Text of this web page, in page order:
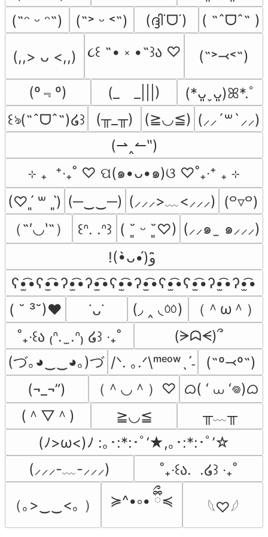
(˶ᵔ ᵕ ᵔ˶)
(˶˃ ᵕ ˂˶) (ദ്ദി˙ᗜ˙) ( ˶ˆᗜˆ˵ )
(,,> ᴗ <,,) ૮꒰ ˶• ༝ •˶꒱ა ♡ (˶˃⤙˂˶)
(º﹃º) (_　_|||)
(*ᴗ͈ˬᴗ͈)ꕤ*.ﾟ
꒰ঌ(˶ˆᗜˆ˵)໒꒱
(╥_╥) (≧◡≦) (⸝⸝´꒳`⸝⸝)
(⇀‸↼‶)
⊹ ₊  ⁺‧₊˚ ♡ ପ(๑•ᴗ•๑)ଓ ♡˚₊‧⁺ ₊ ⊹
(♡ˊ͈ ꒳ ˋ͈) (─‿‿─) (⸝⸝⸝>﹏<⸝⸝⸝) (꒪▿꒪)
（˶′◡‵˶）
꒰ᐢ. .ᐢ꒱ ( ˘͈ ᵕ ˘͈♡) (⸝⸝๑  ̫ ๑⸝⸝⸝)
ʕ•̫͡•ʕ•̫͡•ʔ•̫͡•ʔ•̫͡•ʕ•̫͡•ʔ•̫͡•ʕ•̫͡•ʕ•̫͡•ʔ•̫͡•ʔ•̫͡•
( ˘ ³˘)♥
˙ᴗ˙ (◞ ‸ ◟ㆀ)
（＾ω＾）
˚₊‧꒰ა ₍ᐢ.  ̫.ᐢ₎ ໒꒱ ‧₊˚
(ᗒᗣᗕ)՞
(づ｡◕‿‿◕｡)づ /ᐠ. ｡.ᐟ\ᵐᵉᵒʷˎˊ˗
(˶º⤙º˶)
(¬_¬”)
（＾◡＾）♡ ᜊ( ‘ ⩊ ‘𖦹)ᜊ
(＾▽＾)
≧◡≦
╥﹏╥
(ﾉ>ω<)ﾉ :｡･:*:･ﾟ’★,｡･:*:･ﾟ’☆
(⸝⸝⸝-﹏-⸝⸝⸝)
˚₊‧꒰ა.  .໒꒱ ‧₊˚
（｡>‿‿<｡ ） ≽^•༚• ྀིྀ≼ 𓆩♡𓆪